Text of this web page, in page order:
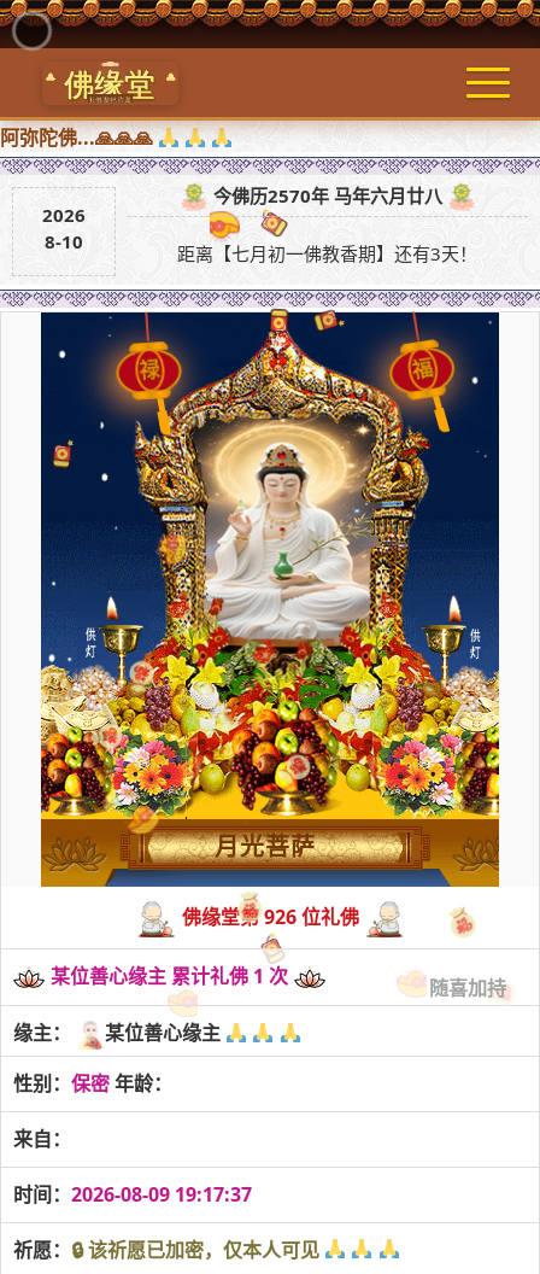
...🙏🙏🙏
2026
8-10
今佛历2570年 马年六月廿八
距离【七月初一佛教香期】还有3天！
福
禄
月光菩萨
佛缘堂第 926 位礼佛
某位善心缘主 累计礼佛 1 次 随喜加持
缘主：
某位善心缘主
性别： 保密年龄：
来自：
时间： 2026-08-09 19:17:37
祈愿： 🔒 该祈愿已加密，仅本人可见